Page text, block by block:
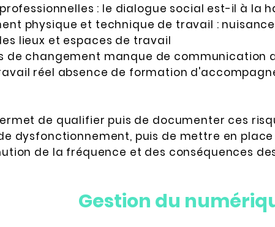
: le dialogue social est-il à la
physique et technique de travail :
lieux et espaces de travail
de changement manque de communication
réel absence de formation
de qualifier puis de documenter ces
dysfonctionnement, puis de mettre en place
de la fréquence et des conséquences
Gestion du